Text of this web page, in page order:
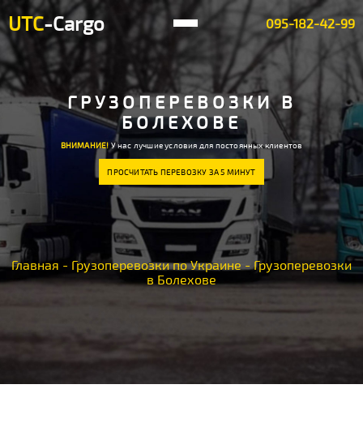
UTC-Cargo 095-182-42-99
ГРУЗОПЕРЕВОЗКИ В
БОЛЕХОВЕ
ВНИМАНИЕ!У нас лучшие условия для постоянных клиентов
ПРОСЧИТАТЬ ПЕРЕВОЗКУ ЗА 5 МИНУТ
Главная - Грузоперевозки по Украине -Грузоперевозки
в Болехове